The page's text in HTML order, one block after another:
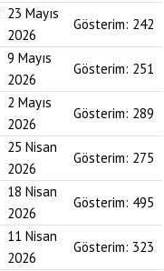
23 Mayıs
2026
Gösterim: 242
9 Mayıs
2026
Gösterim: 251
2 Mayıs
2026
Gösterim: 289
25 Nisan
2026
Gösterim: 275
18 Nisan
2026
Gösterim: 495
11 Nisan
2026
Gösterim: 323